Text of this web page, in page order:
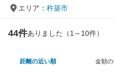
エリア： 杵築市
44件ありました（1～10件）
距離の近い順 金額